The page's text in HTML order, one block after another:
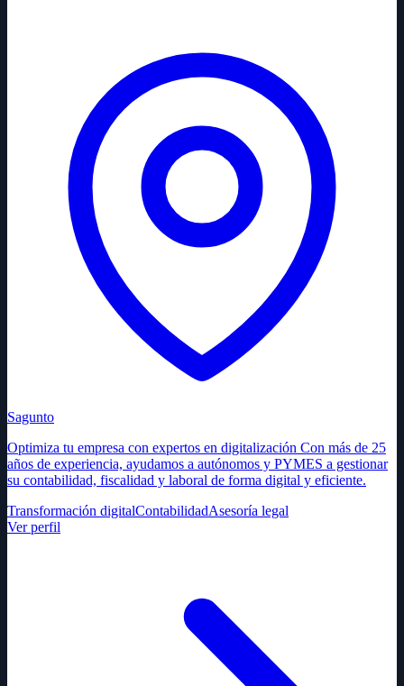
Sagunto
Optimiza tu empresa con expertos en digitalización Con más de 25
años de experiencia, ayudamos a autónomos y PYMES a gestionar
su contabilidad, fiscalidad y laboral de forma digital y eficiente.
Transformación digitalContabilidadAsesoría legal
Ver perfil